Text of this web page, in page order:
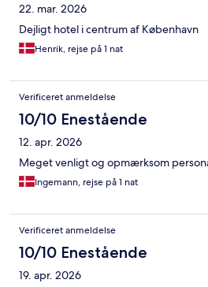
22. mar. 2026
Dejligt hotel i centrum af København
Henrik, rejse på 1 nat
Verificeret anmeldelse
10/10 Enestående
12. apr. 2026
Meget venligt og opmærksom
Ingemann, rejse på 1 nat
Verificeret anmeldelse
10/10 Enestående
19. apr. 2026